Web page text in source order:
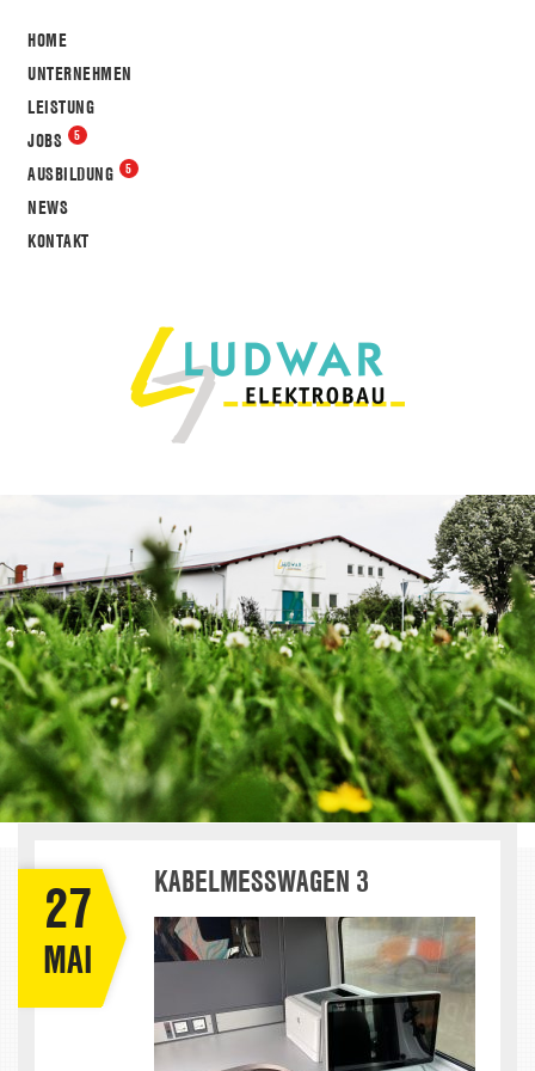
HOME
UNTERNEHMEN
LEISTUNG
JOBS
AUSBILDUNG
NEWS
KONTAKT
KABELMESSWAGEN 3
27
MAI